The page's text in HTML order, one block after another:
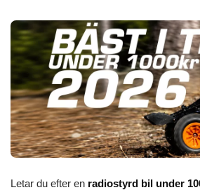
Letar du efter en radiostyrd bil under